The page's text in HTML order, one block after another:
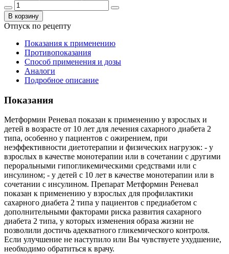
В корзину
Отпуск по рецепту
Показания к применению
Противопоказания
Способ применения и дозы
Аналоги
Подробное описание
Показания
Метформин Реневал показан к применению у взрослых и
детей в возрасте от 10 лет для лечения сахарного диабета 2
типа, особенно у пациентов с ожирением, при
неэффективности диетотерапии и физических нагрузок: - у
взрослых в качестве монотерапии или в сочетании с другими
пероральными гипогликемическими средствами или с
инсулином; - у детей с 10 лет в качестве монотерапии или в
сочетании с инсулином. Препарат Метформин Реневал
показан к применению у взрослых для профилактики
сахарного диабета 2 типа у пациентов с предиабетом с
дополнительными факторами риска развития сахарного
диабета 2 типа, у которых изменения образа жизни не
позволили достичь адекватного гликемического контроля.
Если улучшение не наступило или Вы чувствуете ухудшение,
необходимо обратиться к врачу.